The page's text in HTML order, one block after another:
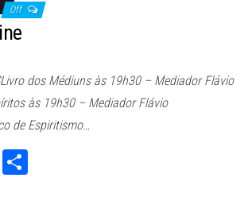
Off
dos Médiuns às 19h30 – Mediador Flávio
às 19h30 – Mediador Flávio
de Espiritismo…
E